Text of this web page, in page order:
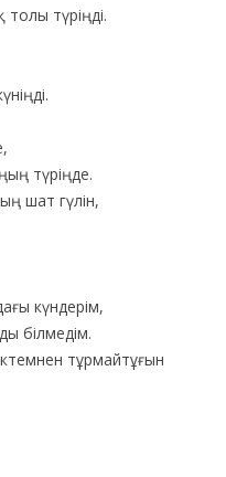
түріңді.
түріңде.
шат гүлін,
күндерім,
білмедім.
тұрмайтұғын